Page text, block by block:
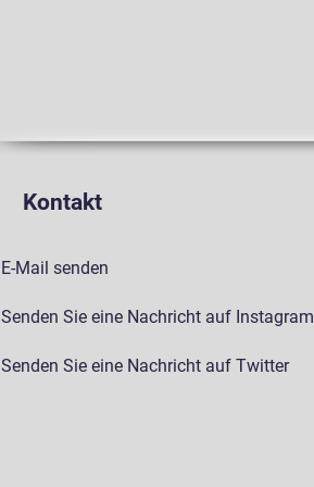
Kontakt
E-Mail senden
Senden Sie eine Nachricht auf Instagram
Senden Sie eine Nachricht auf Twitter